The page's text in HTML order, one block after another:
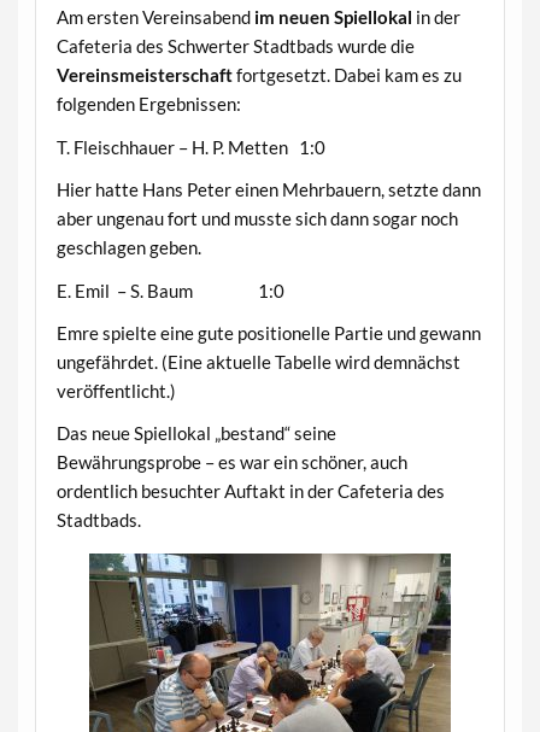
Am ersten Vereinsabendim neuen Spiellokal in der
Cafeteria des Schwerter Stadtbads wurde die
Vereinsmeisterschaftfortgesetzt. Dabei kam es zu
folgenden Ergebnissen:
T. Fleischhauer – H. P. Metten 1:0
Hier hatte Hans Peter einen Mehrbauern, setzte dann
aber ungenau fort und musste sich dann sogar noch
geschlagen geben.
E. Emil – S. Baum 1:0
Emre spielte eine gute positionelle Partie und gewann
ungefährdet. (Eine aktuelle Tabelle wird demnächst
veröffentlicht.)
Das neue Spiellokal „bestand“ seine
Bewährungsprobe – es war ein schöner, auch
ordentlich besuchter Auftakt in der Cafeteria des
Stadtbads.